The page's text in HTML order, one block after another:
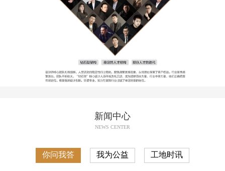
新闻中心
NEWS CENTER
你问我答 我为公益 工地时讯